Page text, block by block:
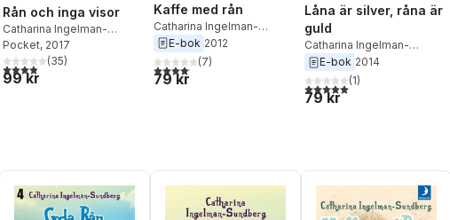
röster:
Rån och inga visor
Catharina Ingelman-
Sundberg
Pocket, 2017
3,9utav 5 stjärnor. Totalt antal röster:
(35)
99 kr
Kaffe med rån
Catharina Ingelman-
Sundberg
E-bok 2012
4,1utav 5 stjärnor. Totalt antal röster:
(7)
79 kr
Låna är silver, råna är
guld
Catharina Ingelman-
Sundberg
E-bok 2014
5,0utav 5 stjärnor. Totalt
(1)
79 kr